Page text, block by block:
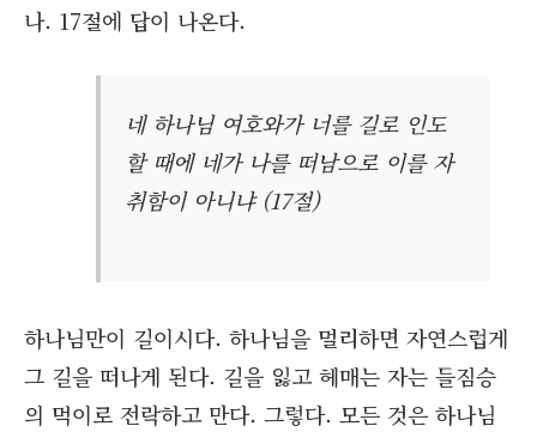
나. 17절에 답이 나온다.
네 하나님 여호와가 너를 길로 인도
할 때에 네가 나를 떠남으로 이를 자
취함이 아니냐 (17절)
하나님만이 길이시다. 하나님을 멀리하면 자연스럽게
그 길을 떠나게 된다. 길을 잃고 헤매는 자는 들짐승
의 먹이로 전락하고 만다. 그렇다. 모든 것은 하나님